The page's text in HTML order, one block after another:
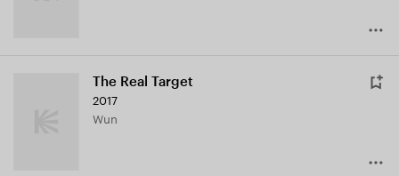
The Real Target
2017
Wun